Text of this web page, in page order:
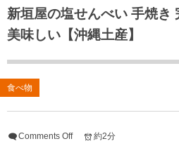
新垣屋の塩せんべい 手焼き
美味しい【沖縄土産】
食べ物
Comments Off 約2分
TOEIC800点への道
TOEIC（作戦・ノウハウなど）
TOEIC700点への道
英単語
川越（埼玉県）
沖縄
神戸
行ってきたあれこれ
コスメ
ダイエット
健康あれこれ
美容あれこれ
今日の一枚
月、星、宇宙